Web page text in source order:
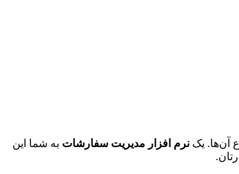
آن‌ها. یک نرم افزار مدیریت سفارشات به شما این